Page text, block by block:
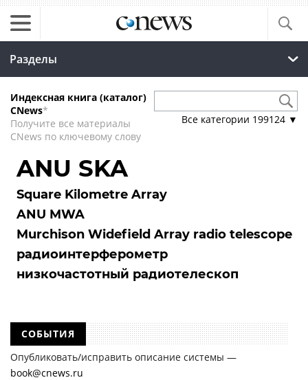
Разделы
Индексная книга (каталог)
CNews*
Получите все материалы
CNews по ключевому слову
Все категории 199124 ▼
ANU SKA
Square Kilometre Array
ANU MWA
Murchison Widefield Array radio telescope
радиоинтерферометр
низкочастотный радиотелескоп
СОБЫТИЯ
Опубликовать/исправить описание системы —
book@cnews.ru